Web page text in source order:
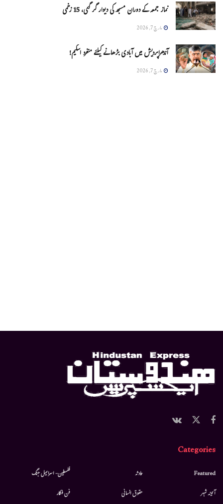
نماز جمعہ کے دوران مسجد کی دیوار گر گئی، 15 زخمی
مارچ 7, 2026
آندھراپردیش میں آبادی بڑھانے کیلئے منفرد اسکیم!
مارچ 7, 2026
Categories
Featured
آئینہ شہر
حادثہ
حقوق انسانی
فلسطین- اسرائیل جنگ
فن فنکار